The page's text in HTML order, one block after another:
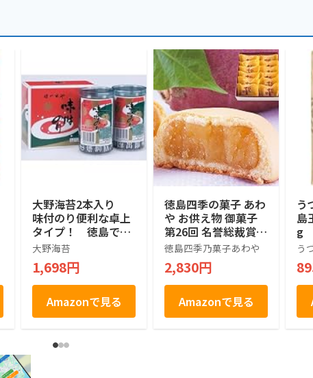
大野海苔2本入り
味付のり便利な卓上
タイプ！ 徳島で名
産品！
大野海苔
1,698円
Amazonで見る
徳島四季の菓子 あわ
や お供え物 御菓子
第26回 名誉総裁賞受
賞 阿波十三里 和菓
子 お供え ギフト 鳴
門金時ミルク乳菓
徳島四季乃菓子あわや
2,830円
Amazonで見る
う
島
g
う